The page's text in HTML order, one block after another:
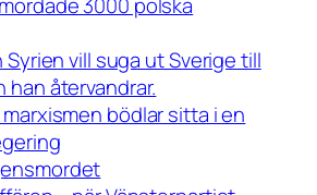
Syrien vill suga ut Sverige till
han återvandrar.
bödlar sitta i en